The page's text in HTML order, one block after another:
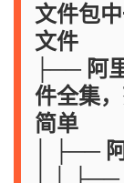
文件包
文件
├── 阿
件全集
简单
│ ├──